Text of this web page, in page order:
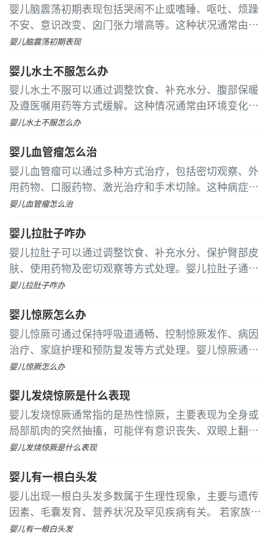
婴儿脑震荡初期表现包括哭闹不止或嗜睡、呕吐、烦躁
不安、意识改变、囟门张力增高等。这种状况通常由头
部受到外力撞击引起，由于婴儿无法用语言表达不适，
以安抚的持续性哭闹，这可能是头痛或不适的表现
婴儿脑震荡初期表现
婴儿水土不服怎么办
婴儿水土不服可以通过调整饮食、补充水分、腹部保暖
及遵医嘱用药等方式缓解。这种情况通常由环境变化、
饮食改变、肠道菌群失调或感染等因素引起。 气候与水
内温湿度适宜，避免频繁更换居住地
婴儿水土不服怎么办
婴儿血管瘤怎么治
婴儿血管瘤可以通过多种方式治疗，包括密切观察、外
用药物、口服药物、激光治疗和手术切除。这种病症通
常由血管内皮细胞异常增殖引起，多数为良性，部分可
婴儿血管瘤怎么治
婴儿拉肚子咋办
婴儿拉肚子可以通过调整饮食、补充水分、保护臀部皮
肤、使用药物及密切观察等方式处理。婴儿拉肚子通常
由喂养不当、腹部受凉、肠道感染、乳糖不耐受或过敏
婴儿拉肚子咋办
婴儿惊厥怎么办
婴儿惊厥可通过保持呼吸道通畅、控制惊厥发作、病因
治疗、家庭护理和预防复发等方式处理。婴儿惊厥通常
由高热、感染、电解质紊乱、遗传代谢性疾病或颅内感
婴儿惊厥怎么办
婴儿发烧惊厥是什么表现
婴儿发烧惊厥通常指的是热性惊厥，主要表现为全身或
局部肌肉的突然抽搐，可能伴有意识丧失、双眼上翻或
凝视、口唇发绀、口吐白沫等症状。 最常见的表现是全
性抽动，表现为四肢强直、屈曲或交替抽动
婴儿发烧惊厥是什么表现
婴儿有一根白头发
婴儿出现一根白头发多数属于生理性现象，主要与遗传
因素、毛囊发育、营养状况及罕见疾病有关。 若家族中
有少白头的历史，孩子可能天生携带相关基因，这种情
婴儿有一根白头发